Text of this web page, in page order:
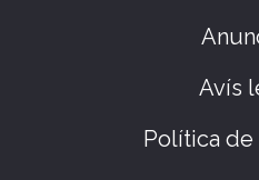
Avís
Política